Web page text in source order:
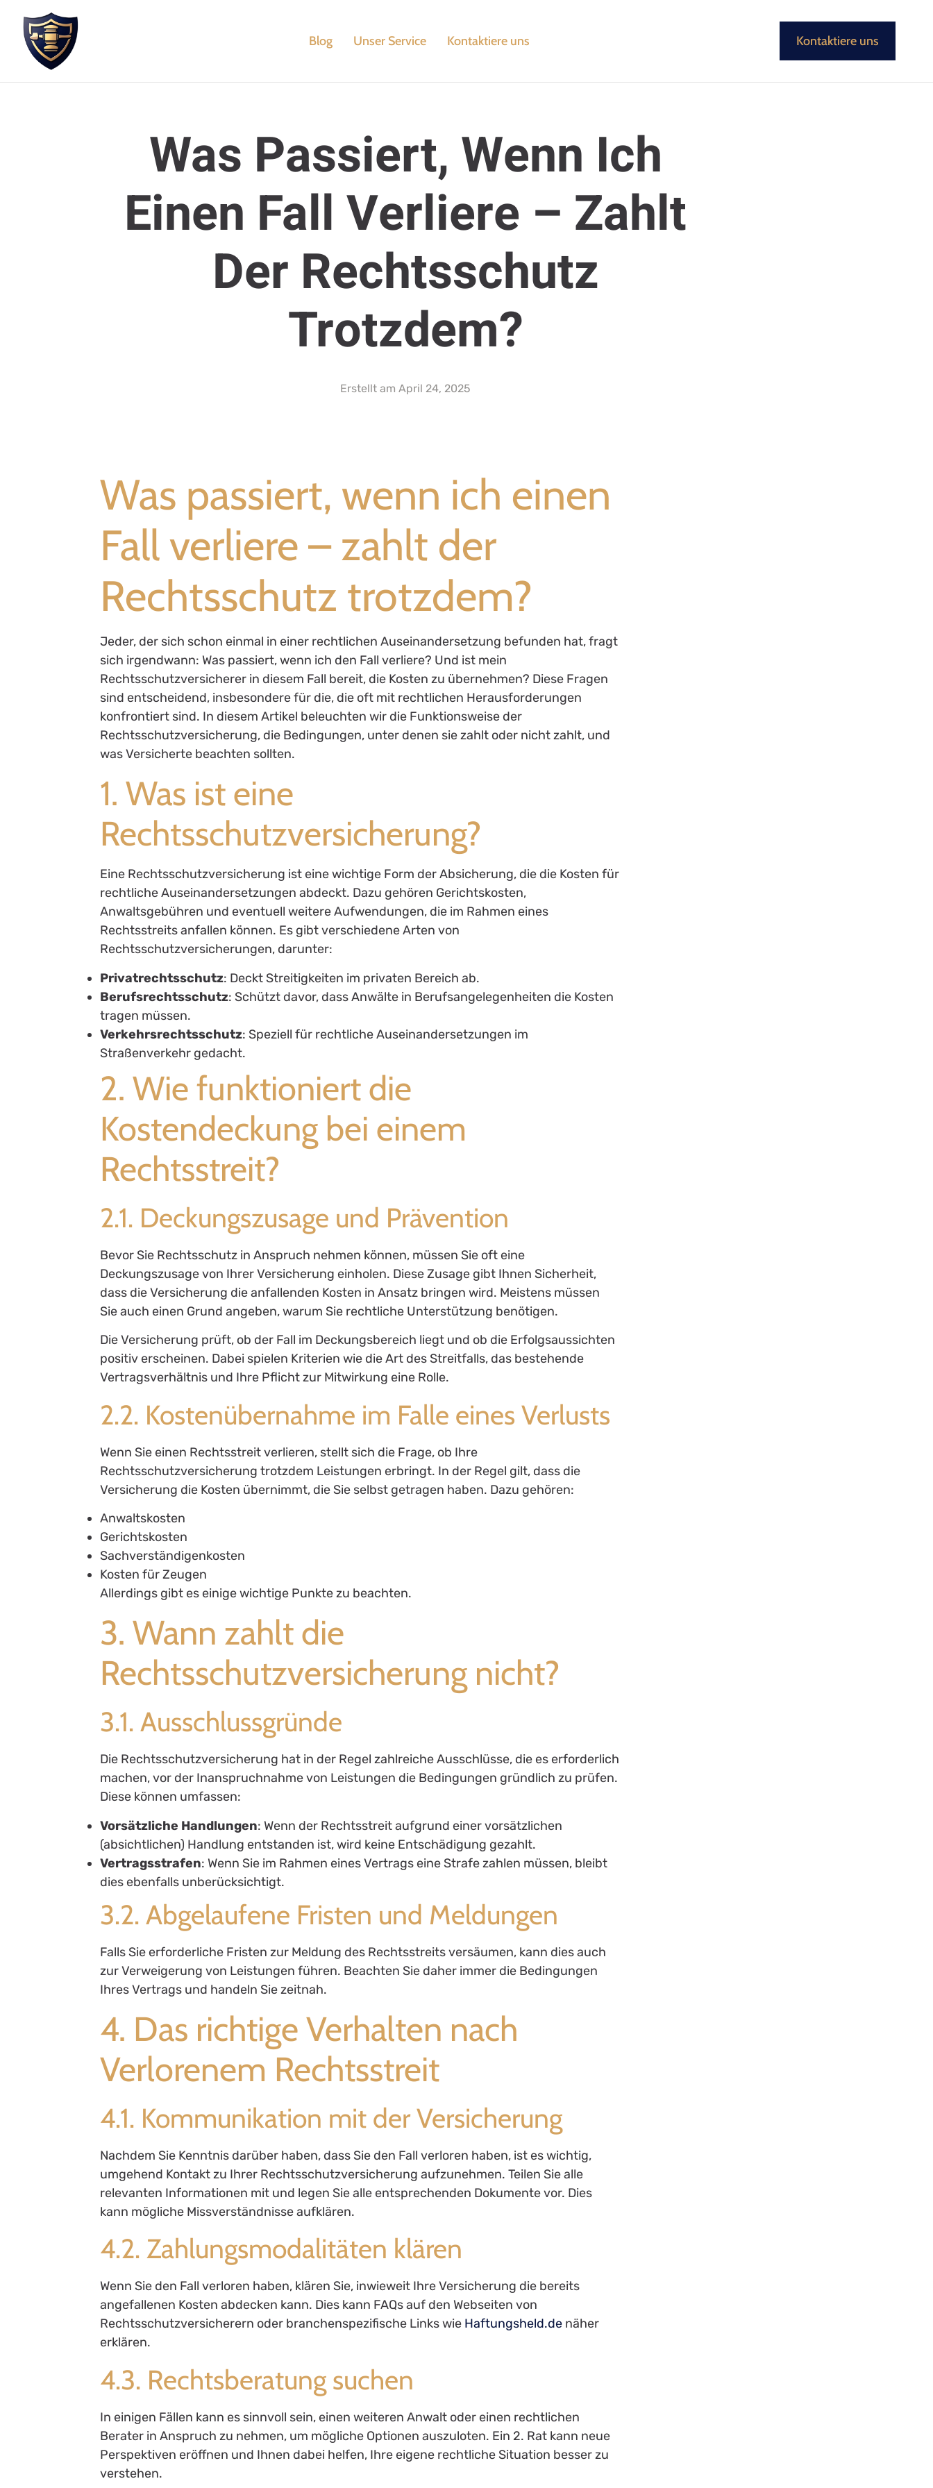
Blog Unser Service Kontaktiere uns Kontaktiere uns
Was Passiert, Wenn Ich
Einen Fall Verliere – Zahlt
Der Rechtsschutz
Trotzdem?
Erstellt am April 24, 2025
Was passiert, wenn ich einen
Fall verliere – zahlt der
Rechtsschutz trotzdem?
Jeder, der sich schon einmal in einer rechtlichen Auseinandersetzung befunden hat, fragt
sich irgendwann: Was passiert, wenn ich den Fall verliere? Und ist mein
Rechtsschutzversicherer in diesem Fall bereit, die Kosten zu übernehmen? Diese Fragen
sind entscheidend, insbesondere für die, die oft mit rechtlichen Herausforderungen
konfrontiert sind. In diesem Artikel beleuchten wir die Funktionsweise der
Rechtsschutzversicherung, die Bedingungen, unter denen sie zahlt oder nicht zahlt, und
was Versicherte beachten sollten.
1. Was ist eine
Rechtsschutzversicherung?
Eine Rechtsschutzversicherung ist eine wichtige Form der Absicherung, die die Kosten für
rechtliche Auseinandersetzungen abdeckt. Dazu gehören Gerichtskosten,
Anwaltsgebühren und eventuell weitere Aufwendungen, die im Rahmen eines
Rechtsstreits anfallen können. Es gibt verschiedene Arten von
Rechtsschutzversicherungen, darunter:
Privatrechtsschutz: Deckt Streitigkeiten im privaten Bereich ab.
Berufsrechtsschutz: Schützt davor, dass Anwälte in Berufsangelegenheiten die Kosten
tragen müssen.
Verkehrsrechtsschutz: Speziell für rechtliche Auseinandersetzungen im
Straßenverkehr gedacht.
2. Wie funktioniert die
Kostendeckung bei einem
Rechtsstreit?
2.1. Deckungszusage und Prävention
Bevor Sie Rechtsschutz in Anspruch nehmen können, müssen Sie oft eine
Deckungszusage von Ihrer Versicherung einholen. Diese Zusage gibt Ihnen Sicherheit,
dass die Versicherung die anfallenden Kosten in Ansatz bringen wird. Meistens müssen
Sie auch einen Grund angeben, warum Sie rechtliche Unterstützung benötigen.
Die Versicherung prüft, ob der Fall im Deckungsbereich liegt und ob die Erfolgsaussichten
positiv erscheinen. Dabei spielen Kriterien wie die Art des Streitfalls, das bestehende
Vertragsverhältnis und Ihre Pflicht zur Mitwirkung eine Rolle.
2.2. Kostenübernahme im Falle eines Verlusts
Wenn Sie einen Rechtsstreit verlieren, stellt sich die Frage, ob Ihre
Rechtsschutzversicherung trotzdem Leistungen erbringt. In der Regel gilt, dass die
Versicherung die Kosten übernimmt, die Sie selbst getragen haben. Dazu gehören:
Anwaltskosten
Gerichtskosten
Sachverständigenkosten
Kosten für Zeugen
Allerdings gibt es einige wichtige Punkte zu beachten.
3. Wann zahlt die
Rechtsschutzversicherung nicht?
3.1. Ausschlussgründe
Die Rechtsschutzversicherung hat in der Regel zahlreiche Ausschlüsse, die es erforderlich
machen, vor der Inanspruchnahme von Leistungen die Bedingungen gründlich zu prüfen.
Diese können umfassen:
Vorsätzliche Handlungen: Wenn der Rechtsstreit aufgrund einer vorsätzlichen
(absichtlichen) Handlung entstanden ist, wird keine Entschädigung gezahlt.
Vertragsstrafen: Wenn Sie im Rahmen eines Vertrags eine Strafe zahlen müssen, bleibt
dies ebenfalls unberücksichtigt.
3.2. Abgelaufene Fristen und Meldungen
Falls Sie erforderliche Fristen zur Meldung des Rechtsstreits versäumen, kann dies auch
zur Verweigerung von Leistungen führen. Beachten Sie daher immer die Bedingungen
Ihres Vertrags und handeln Sie zeitnah.
4. Das richtige Verhalten nach
Verlorenem Rechtsstreit
4.1. Kommunikation mit der Versicherung
Nachdem Sie Kenntnis darüber haben, dass Sie den Fall verloren haben, ist es wichtig,
umgehend Kontakt zu Ihrer Rechtsschutzversicherung aufzunehmen. Teilen Sie alle
relevanten Informationen mit und legen Sie alle entsprechenden Dokumente vor. Dies
kann mögliche Missverständnisse aufklären.
4.2. Zahlungsmodalitäten klären
Wenn Sie den Fall verloren haben, klären Sie, inwieweit Ihre Versicherung die bereits
angefallenen Kosten abdecken kann. Dies kann FAQs auf den Webseiten von
Rechtsschutzversicherern oder branchenspezifische Links wie Haftungsheld.de näher
erklären.
4.3. Rechtsberatung suchen
In einigen Fällen kann es sinnvoll sein, einen weiteren Anwalt oder einen rechtlichen
Berater in Anspruch zu nehmen, um mögliche Optionen auszuloten. Ein 2. Rat kann neue
Perspektiven eröffnen und Ihnen dabei helfen, Ihre eigene rechtliche Situation besser zu
verstehen.